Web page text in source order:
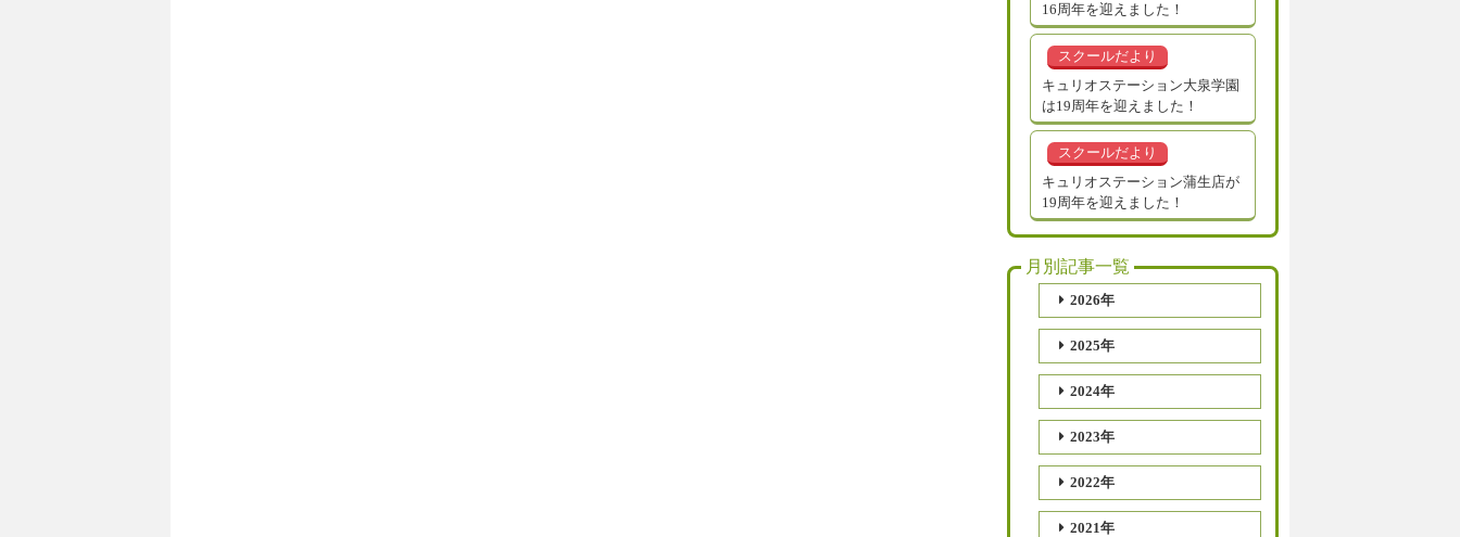
16周年を迎えました！
スクールだより
キュリオステーション大泉学園
は19周年を迎えました！
スクールだより
キュリオステーション蒲生店が
19周年を迎えました！
月別記事一覧
2026年
2025年
2024年
2023年
2022年
2021年